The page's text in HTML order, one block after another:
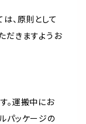
、原則として
だきますようお
。運搬中にお
パッケージの